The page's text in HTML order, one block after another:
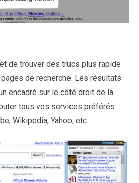
de trouver des trucs plus rapide
de recherche. Les résultats
encadré sur le côté droit de la
tous vos services préférés
Wikipedia, Yahoo, etc.